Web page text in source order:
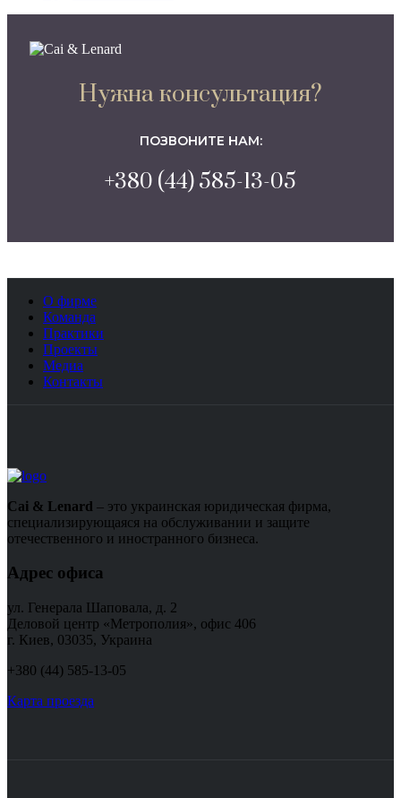
Нужна консультация?
ПОЗВОНИТЕ НАМ:
+380 (44) 585-13-05
О фирме
Команда
Практики
Проекты
Медиа
Контакты
Cai & Lenard – это украинская юридическая фирма,
специализирующаяся на обслуживании и защите
отечественного и иностранного бизнеса.
Адрес офиса
ул. Генерала Шаповала, д. 2
Деловой центр «Метрополия», офис 406
г. Киев, 03035, Украина
+380 (44) 585-13-05
Карта проезда